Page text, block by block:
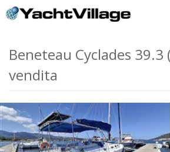
Beneteau Cyclades 39.3
vendita